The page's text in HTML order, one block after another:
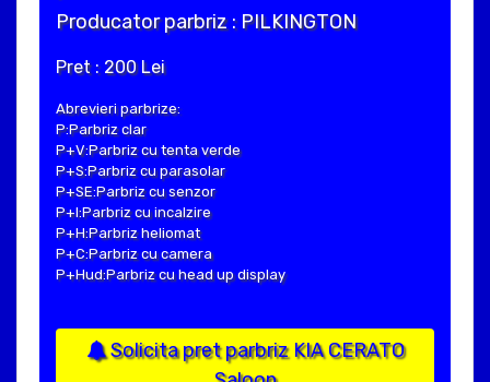
Producator parbriz : PILKINGTON
Pret : 200 Lei
Abrevieri parbrize:
P:Parbriz clar
P+V:Parbriz cu tenta verde
P+S:Parbriz cu parasolar
P+SE:Parbriz cu senzor
P+I:Parbriz cu incalzire
P+H:Parbriz heliomat
P+C:Parbriz cu camera
P+Hud:Parbriz cu head up display
Solicita pret parbriz KIA CERATO